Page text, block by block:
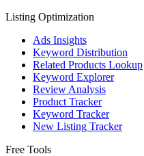
Listing Optimization
Ads Insights
Keyword Distribution
Related Products Lookup
Keyword Explorer
Review Analysis
Product Tracker
Keyword Tracker
New Listing Tracker
Free Tools